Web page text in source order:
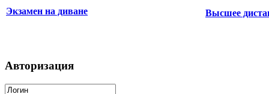
Экзамен на диване Высшее
Авторизация